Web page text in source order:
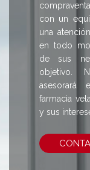
con un
una
en todo
de sus
objetivo.
farmacia
y sus